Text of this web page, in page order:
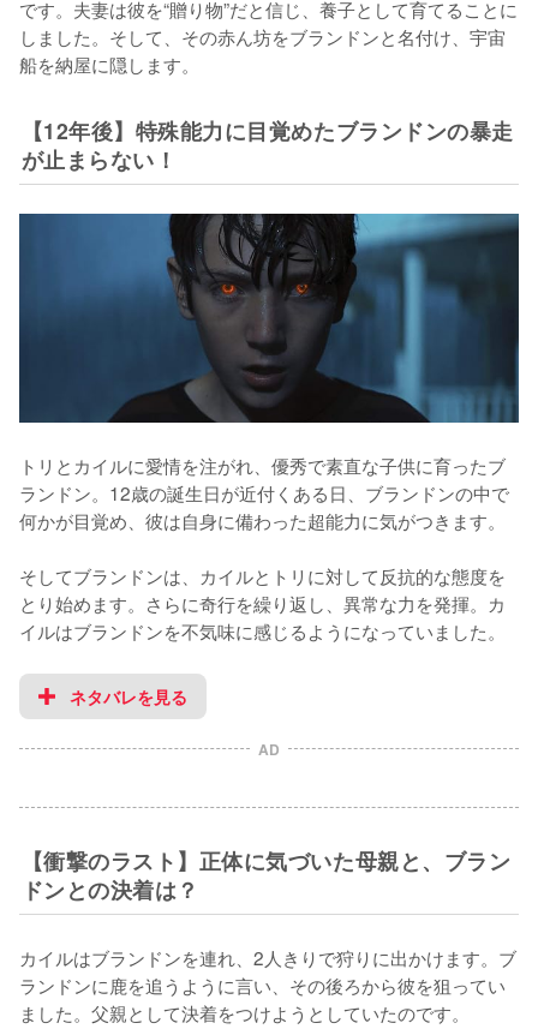
です。夫妻は彼を“贈り物”だと信じ、養子として育てることに
しました。そして、その赤ん坊をブランドンと名付け、宇宙
船を納屋に隠します。
【12年後】特殊能力に目覚めたブランドンの暴走
が止まらない！
トリとカイルに愛情を注がれ、優秀で素直な子供に育ったブ
ランドン。12歳の誕生日が近付くある日、ブランドンの中で
何かが目覚め、彼は自身に備わった超能力に気がつきます。
そしてブランドンは、カイルとトリに対して反抗的な態度を
とり始めます。さらに奇行を繰り返し、異常な力を発揮。カ
イルはブランドンを不気味に感じるようになっていました。
ネタバレを見る
AD
【衝撃のラスト】正体に気づいた母親と、ブラン
ドンとの決着は？
カイルはブランドンを連れ、2人きりで狩りに出かけます。ブ
ランドンに鹿を追うように言い、その後ろから彼を狙ってい
ました。父親として決着をつけようとしていたのです。